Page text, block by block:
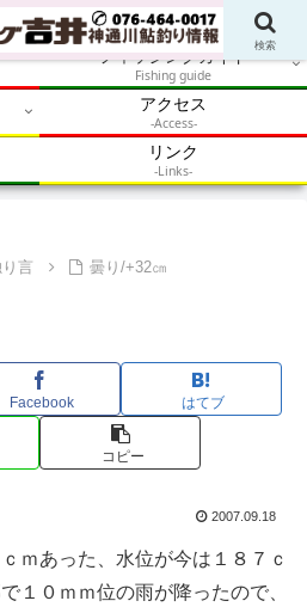
・自然体験を加速させるメディア
フィッシングガイド
Fishing guide
アクセス
-Access-
リンク
-Links-
言 曇り/+32㎝
Facebook はてブ
コピー
2007.09.18
ｍあった、水位が今は１８７ｃ
１０ｍｍ位の雨が降ったので、
検索